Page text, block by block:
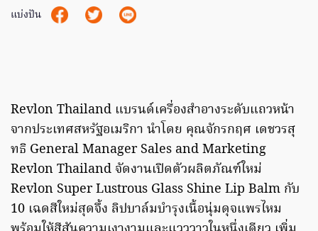
แบ่งปัน
Revlon Thailand แบรนด์เครื่องสำอางระดับแถวหน้า
จากประเทศสหรัฐอเมริกา นำโดย คุณจักรกฤศ เดชวรสุ
ทธิ General Manager Sales and Marketing
Revlon Thailand จัดงานเปิดตัวผลิตภัณฑ์ใหม่
Revlon Super Lustrous Glass Shine Lip Balm กับ
10 เฉดสีใหม่สุดจึ้ง ลิปบาล์มบำรุงเนื้อนุ่มดุจแพรไหม